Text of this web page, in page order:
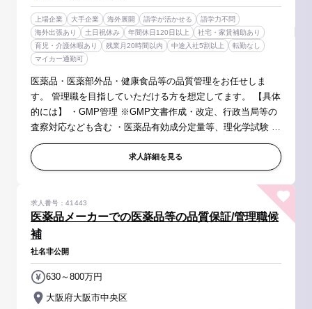
上場企業 大手企業 海外展開 語学が活かせる
語学力不問
海外出張あり
土日祝休み 年間休日120日以上
社宅・家賃補助あり
育児・介護休暇あり
残業月20時間以内 中途入社5割以上
転勤なし
マイカー通勤可
医薬品・医薬部外品・健康食品等の品質管理をお任せしま
す。 管理職を目指していただける方を想定してます。 【具体
的には】 ・GMP管理 ※GMP文書作成・改定、行政当局等の
査察対応なども含む ・医薬品有効成分定量等、理化学試験 ※
使用分析装置：HPLC、GC、UV、カールフィッシャー、FTIR
など ・医薬品原料試験 ...求人詳細を見る
医薬品メーカーでの医薬品等の品質保証/管理職候
補
求人番号：41443
社名非公開
大阪府大阪市中央区
630～800万円